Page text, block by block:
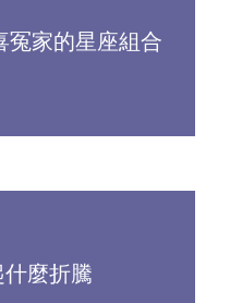
冤家的星座組合
麼折騰